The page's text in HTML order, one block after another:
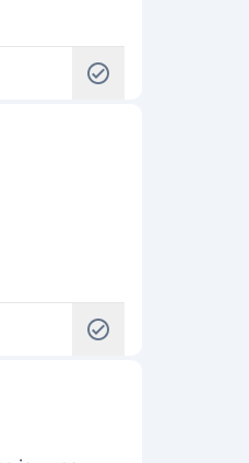
check_circle
check_circle